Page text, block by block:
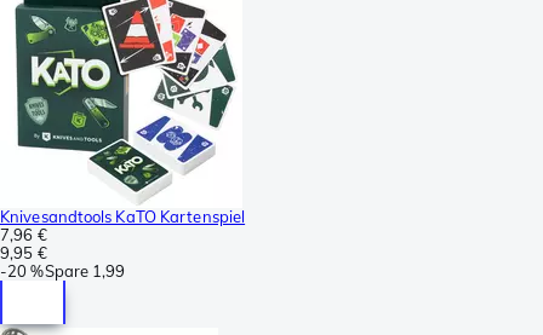
Knivesandtools KaTO Kartenspiel
7,96 €
9,95 €
-20 %Spare 1,99